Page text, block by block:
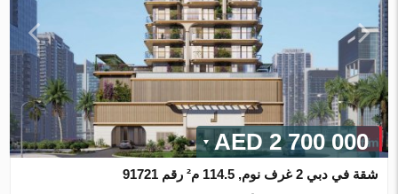
2 700 000 AED
شقة في دبي 2 غرف نوم, 114.5 م² رقم 91721